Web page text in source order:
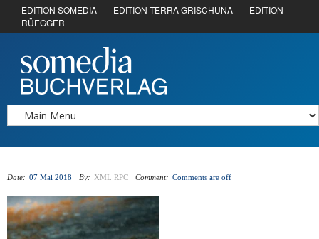
EDITION SOMEDIA EDITION TERRA GRISCHUNA
EDITION
RÜEGGER
Date: 07 Mai 2018 By: XML RPC Comment: Comments are off